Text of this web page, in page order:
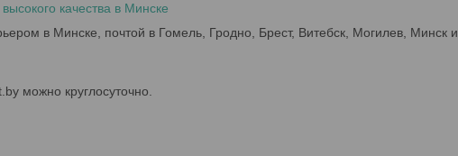
качества в Минске
в Минске, почтой в Гомель, Гродно, Брест, Витебск, Могилев, Минск и
можно круглосуточно.